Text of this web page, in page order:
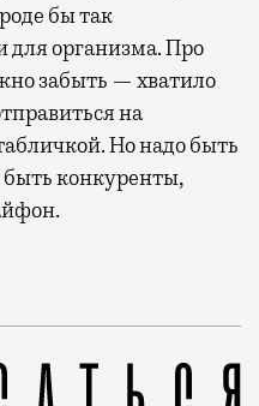
бы так
для организма. Про
забыть — хватило
на
Но надо быть
конкуренты,
на 2024 год, который